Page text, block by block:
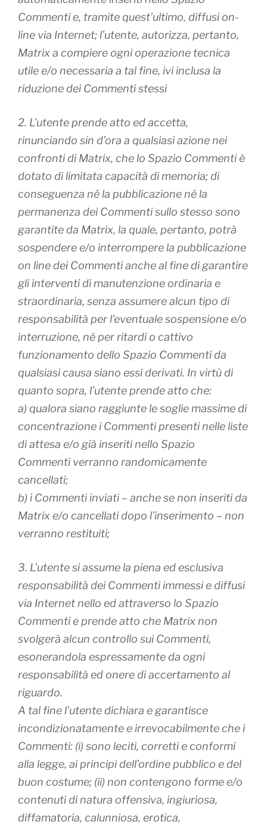
Commenti e, tramite quest’ultimo, diffusi on-
line via Internet; l’utente, autorizza, pertanto,
Matrix a compiere ogni operazione tecnica
utile e/o necessaria a tal fine, ivi inclusa la
riduzione dei Commenti stessi
2. L’utente prende atto ed accetta,
rinunciando sin d’ora a qualsiasi azione nei
confronti di Matrix, che lo Spazio Commenti è
dotato di limitata capacità di memoria; di
conseguenza né la pubblicazione né la
permanenza dei Commenti sullo stesso sono
garantite da Matrix, la quale, pertanto, potrà
sospendere e/o interrompere la pubblicazione
on line dei Commenti anche al fine di garantire
gli interventi di manutenzione ordinaria e
straordinaria, senza assumere alcun tipo di
responsabilità per l’eventuale sospensione e/o
interruzione, né per ritardi o cattivo
funzionamento dello Spazio Commenti da
qualsiasi causa siano essi derivati. In virtù di
quanto sopra, l’utente prende atto che:
a) qualora siano raggiunte le soglie massime di
concentrazione i Commenti presenti nelle liste
di attesa e/o già inseriti nello Spazio
Commenti verranno randomicamente
cancellati;
b) i Commenti inviati – anche se non inseriti da
Matrix e/o cancellati dopo l’inserimento – non
verranno restituiti;
3. L’utente si assume la piena ed esclusiva
responsabilità dei Commenti immessi e diffusi
via Internet nello ed attraverso lo Spazio
Commenti e prende atto che Matrix non
svolgerà alcun controllo sui Commenti,
esonerandola espressamente da ogni
responsabilità ed onere di accertamento al
riguardo.
A tal fine l’utente dichiara e garantisce
incondizionatamente e irrevocabilmente che i
Commenti: (i) sono leciti, corretti e conformi
alla legge, ai principi dell’ordine pubblico e del
buon costume; (ii) non contengono forme e/o
contenuti di natura offensiva, ingiuriosa,
diffamatoria, calunniosa, erotica,